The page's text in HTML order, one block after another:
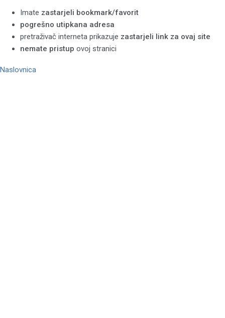
Imate zastarjeli bookmark/favorit
pogrešno utipkana adresa
pretraživač interneta prikazuje zastarjeli link za ovaj site
nemate pristup ovoj stranici
Naslovnica